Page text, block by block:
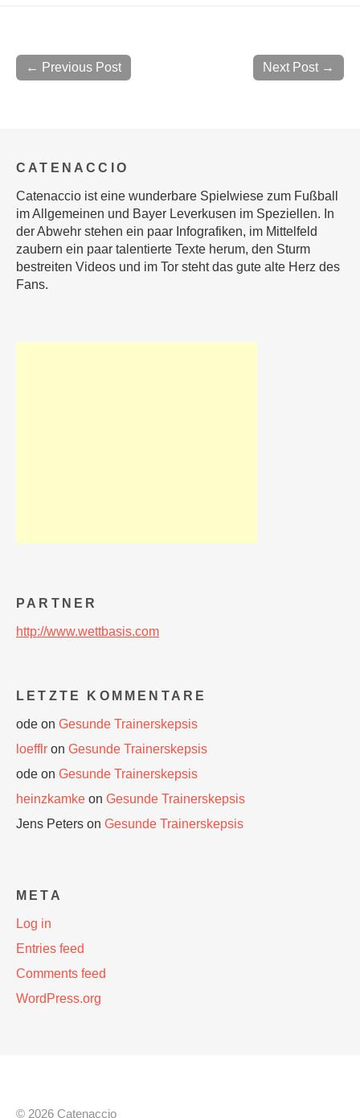
Next Post →
← Previous Post
CATENACCIO
Catenaccio ist eine wunderbare Spielwiese zum Fußball
im Allgemeinen und Bayer Leverkusen im Speziellen. In
der Abwehr stehen ein paar Infografiken, im Mittelfeld
zaubern ein paar talentierte Texte herum, den Sturm
bestreiten Videos und im Tor steht das gute alte Herz des
Fans.
PARTNER
http://www.wettbasis.com
LETZTE KOMMENTARE
ode on Gesunde Trainerskepsis
loefflr on Gesunde Trainerskepsis
ode on Gesunde Trainerskepsis
heinzkamke on Gesunde Trainerskepsis
Jens Peters on Gesunde Trainerskepsis
META
Log in
Entries feed
Comments feed
WordPress.org
© 2026 Catenaccio